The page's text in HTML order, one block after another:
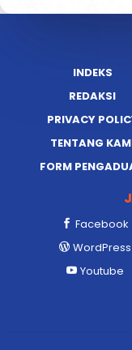
INDEKS
REDAKSI
PRIVACY
TENTANG
FORM
Facebook
WordPress
Youtube